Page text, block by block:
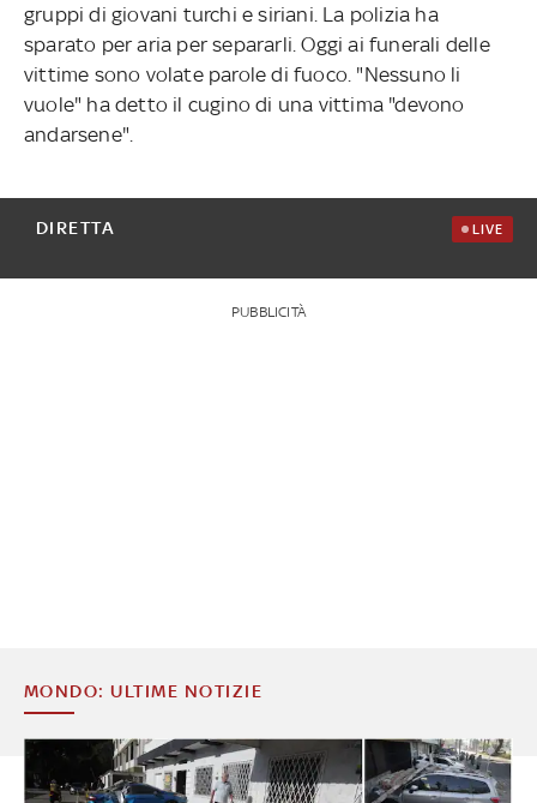
gruppi di giovani turchi e siriani. La polizia ha
sparato per aria per separarli. Oggi ai funerali delle
vittime sono volate parole di fuoco. "Nessuno li
vuole" ha detto il cugino di una vittima "devono
andarsene".
DIRETTA LIVE
PUBBLICITÀ
MONDO: ULTIME NOTIZIE